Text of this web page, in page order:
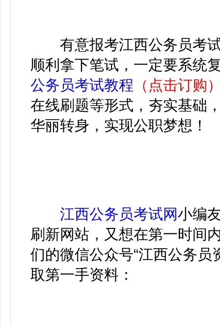
有意报考江西公务员考试
顺利拿下笔试，一定要系统
公务员考试教程 （点击订购
在线刷题等形式，夯实基础
华丽转身，实现公职梦想！
江西公务员考试网小编
刷新网站，又想在第一时间
们的微信公众号“江西公务员
取第一手资料：